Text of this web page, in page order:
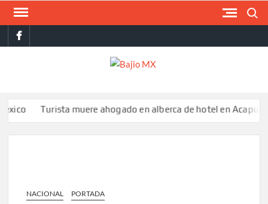
Saltar
contenidofacebook
Turista muere ahogado en alberca de hotel en Acapulco;
NACIONAL PORTADA